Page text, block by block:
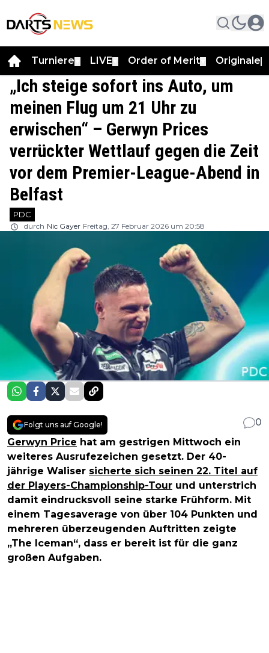
Turniere LIVE Order of Merit Originale
„Ich steige sofort ins Auto, um
meinen Flug um 21 Uhr zu
erwischen“ – Gerwyn Prices
verrückter Wettlauf gegen die Zeit
vor dem Premier-League-Abend in
Belfast
PDC
durch Nic Gayer Freitag, 27 Februar 2026 um 20:58
Folgt uns auf Google!
0
Gerwyn Price hat am gestrigen Mittwoch ein
weiteres Ausrufezeichen gesetzt. Der 40-
jährige Waliser sicherte sich seinen 22. Titel auf
der Players-Championship-Tour und unterstrich
damit eindrucksvoll seine starke Frühform. Mit
einem Tagesaverage von über 104 Punkten und
mehreren überzeugenden Auftritten zeigte
„The Iceman“, dass er bereit ist für die ganz
großen Aufgaben.